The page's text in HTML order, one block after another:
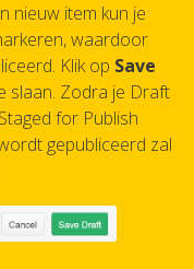
nieuw item kun je
waardoor
Klik op Save
slaan. Zodra je Draft
for Publish
gepubliceerd zal